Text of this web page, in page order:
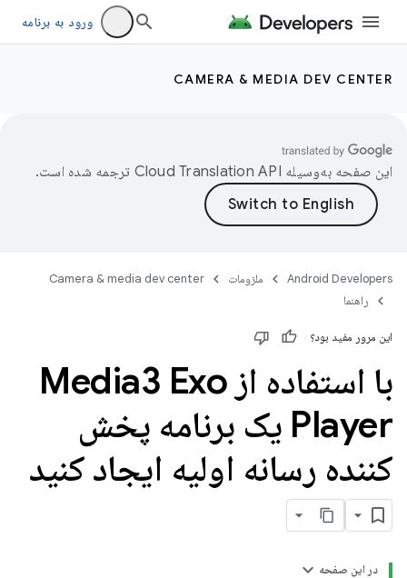
ورود به برنامه
CAMERA & MEDIA DEV CENTER
این صفحه به‌وسیله ترجمه شده است.
Android Developers ملزومات
Camera & media dev center
راهنما
این مرور مفید بود؟
با استفاده از Media3 Exo
Player یک برنامه پخش
کننده رسانه اولیه ایجاد کنید
در این صفحه